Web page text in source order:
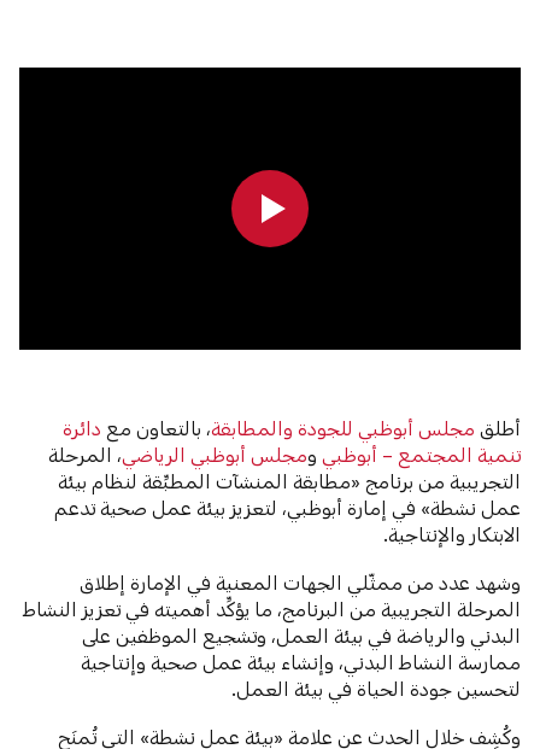
أطلق مجلس أبوظبي للجودة والمطابقة، بالتعاون مع دائرة
تنمية المجتمع – أبوظبي ومجلس أبوظبي الرياضي ، المرحلة
التجريبية من برنامج «مطابقة المنشآت المطبِّقة لنظام بيئة
عمل نشطة» في إمارة أبوظبي، لتعزيز بيئة عمل صحية تدعم
الابتكار والإنتاجية.
وشهد عدد من ممثّلي الجهات المعنية في الإمارة إطلاق
المرحلة التجريبية من البرنامج، ما يؤكِّد أهميته في تعزيز النشاط
البدني والرياضة في بيئة العمل، وتشجيع الموظفين على
ممارسة النشاط البدني، وإنشاء بيئة عمل صحية وإنتاجية
لتحسين جودة الحياة في بيئة العمل.
وكُشِف خلال الحدث عن علامة «بيئة عمل نشطة» التي تُمنَح